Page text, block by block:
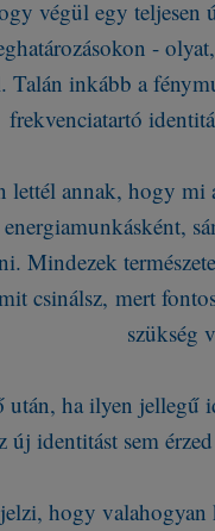
végül egy
-
Talán inkább a
frekvenciatartó
lettél annak, hogy
Mindezek
csinálsz, mert
szükség
ha ilyen jellegű
új identitást sem
hogy valahogyan